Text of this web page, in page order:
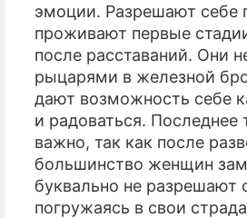
эмоции. Разрешают себе
проживают первые
после расставаний. Они
рыцарями в железной
дают возможность себе
и радоваться. Последнее
важно, так как после
большинство женщин
буквально не разрешают
погружаясь в свои